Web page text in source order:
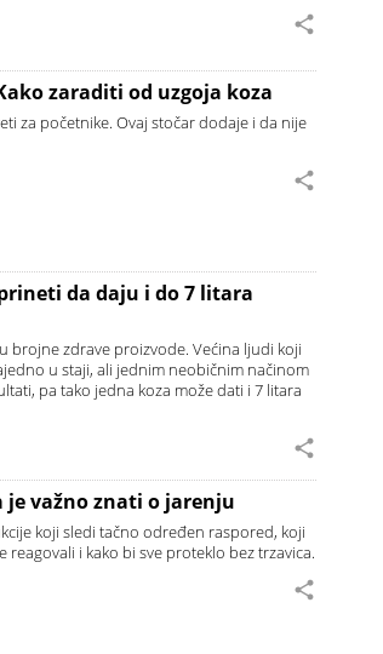
zaraditi od uzgoja koza
za početnike. Ovaj stočar dodaje i da nije
da daju i do 7 litara
brojne zdrave proizvode. Većina ljudi koji
u staji, ali jednim neobičnim načinom
pa tako jedna koza može dati i 7 litara
je važno znati o jarenju
koji sledi tačno određen raspored, koji
reagovali i kako bi sve proteklo bez trzavica.